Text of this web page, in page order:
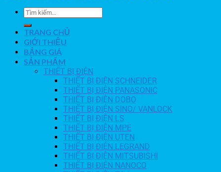
TRANG CHỦ
GIỚI THIỆU
BẢNG GIÁ
SẢN PHẨM
THIẾT BỊ ĐIỆN
THIẾT BỊ ĐIỆN SCHNEIDER
THIẾT BỊ ĐIỆN PANASONIC
THIẾT BỊ ĐIỆN DOBO
THIẾT BỊ ĐIỆN SINO/ VANLOCK
THIẾT BỊ ĐIỆN LS
THIẾT BỊ ĐIỆN MPE
THIẾT BỊ ĐIỆN UTEN
THIẾT BỊ ĐIỆN LEGRAND
THIẾT BỊ ĐIỆN MITSUBISHI
THIẾT BỊ ĐIỆN NANOCO